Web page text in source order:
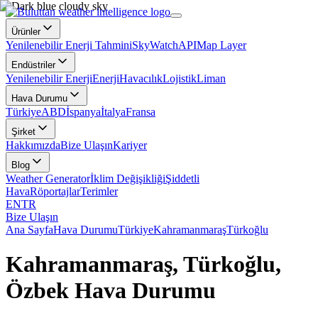
Ürünler
Yenilenebilir Enerji TahminiSkyWatchAPIMap Layer
Endüstriler
Yenilenebilir EnerjiEnerjiHavacılıkLojistikLiman
Hava Durumu
TürkiyeABDİspanyaİtalyaFransa
Şirket
HakkımızdaBize UlaşınKariyer
Blog
Weather Generatorİklim DeğişikliğiŞiddetli
HavaRöportajlarTerimler
ENTR
Bize Ulaşın
Ana SayfaHava DurumuTürkiyeKahramanmaraşTürkoğlu
Kahramanmaraş, Türkoğlu,
Özbek Hava Durumu